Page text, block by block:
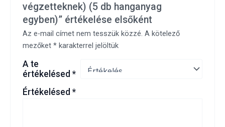
végzetteknek) (5 db hanganyag
egyben)” értékelése elsőként
Az e-mail címet nem tesszük közzé. A kötelező
mezőket* karakterrel jelöltük
A te
értékelésed*
Értékelésed*